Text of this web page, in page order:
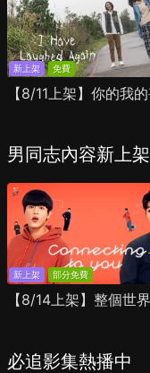
新上架 免費
男同志內容新上架
新上架 部分免費
必追影集熱播中